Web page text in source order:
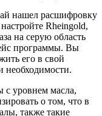
нашел расшифровку
Rheingold,
на серую область
программы. Вы
его в свой
необходимости.
с уровнем масла,
о том, что в
также такие